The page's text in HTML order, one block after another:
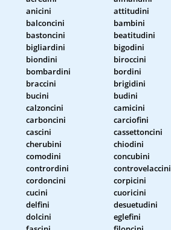
anicini
attitudini
balconcini
bambini
bastoncini
beatitudini
bigliardini
bigodini
biondini
biroccini
bombardini
bordini
braccini
brigidini
bucini
budini
calzoncini
camicini
carboncini
carciofini
cascini
cassettoncini
cherubini
chiodini
comodini
concubini
contrordini
controvelaccini
cordoncini
corpicini
cucini
cuoricini
delfini
desuetudini
dolcini
eglefini